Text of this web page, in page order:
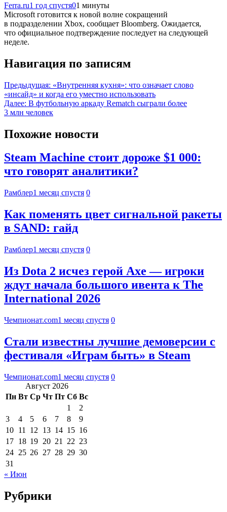
Ferra.ru1 год спустя01 минуты
Microsoft готовится к новой волне сокращений
в подразделении Xbox, сообщает Bloomberg. Ожидается,
что официальное подтверждение последует на следующей
неделе.
Навигация по записям
Предыдущая: «Внутренняя кухня»: что означает слово
«инсайд» и когда его уместно использовать
Далее: В футбольную аркаду Rematch сыграли более
3 млн человек
Похожие новости
Steam Machine стоит дороже $1 000:
что говорят аналитики?
Рамблер1 месяц спустя 0
Как поменять цвет сигнальной ракеты
в SAND: гайд
Рамблер1 месяц спустя 0
Из Dota 2 исчез герой Axe — игроки
ждут начала большого ивента к The
International 2026
Чемпионат.com1 месяц спустя 0
Стали известны лучшие демоверсии с
фестиваля «Играм быть» в Steam
Чемпионат.com1 месяц спустя 0
Август 2026
Пн Вт Ср Чт Пт Сб Вс
1
2
3
4 5 6 7 8
9
10 11 12 13 14 15 16
17 18 19 20 21 22 23
24 25 26 27 28 29 30
31
« Июн
Рубрики